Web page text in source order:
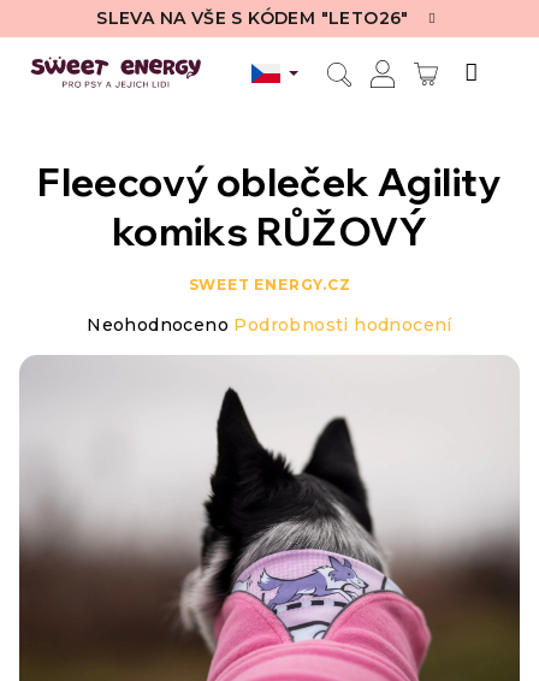
obsah
SLEVA NA VŠE S KÓDEM "LETO26"
Fleecový obleček Agility
komiks RŮŽOVÝ
SWEET ENERGY.CZ
Průměrné
Neohodnoceno Podrobnosti hodnocení